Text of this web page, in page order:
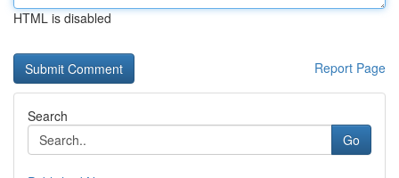
HTML is disabled
Report Page
Search
Go